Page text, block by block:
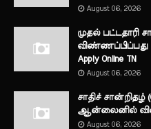
August 06, 2026
முதல்
விண்ணப்பிப்பது
Apply Online TN
August 06, 2026
சாதிச் சான்றிதழ்
ஆன்லைனில்
August 06, 2026